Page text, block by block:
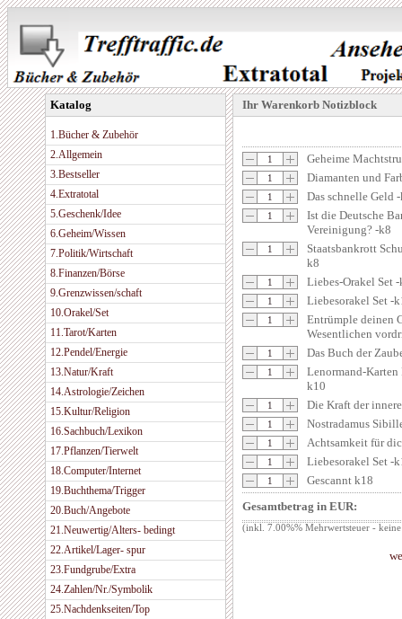
Katalog
1.Bücher & Zubehör
2.Allgemein
3.Bestseller
4.Extratotal
5.Geschenk/Idee
6.Geheim/Wissen
7.Politik/Wirtschaft
8.Finanzen/Börse
9.Grenzwissen/schaft
10.Orakel/Set
11.Tarot/Karten
12.Pendel/Energie
13.Natur/Kraft
14.Astrologie/Zeichen
15.Kultur/Religion
16.Sachbuch/Lexikon
17.Pflanzen/Tierwelt
18.Computer/Internet
19.Buchthema/Trigger
20.Buch/Angebote
21.Neuwertig/Alters- bedingt
22.Artikel/Lager- spur
23.Fundgrube/Extra
24.Zahlen/Nr./Symbolik
25.Nachdenkseiten/Top
Ihr Warenkorb Notizblock
Geheime
Diamanten und
Das schnelle Geld
Ist die Deutsche
Vereinigung? -k8
Staatsbankrott
k8
Liebes-Orakel Set
Liebesorakel Set -
Entrümple deinen
Wesentlichen
Das Buch der
Lenormand-Karten
k10
Die Kraft der
Nostradamus
Achtsamkeit für
Liebesorakel Set -
Gescannt k18
Gesamtbetrag in EUR:
(inkl. 7.00%% Mehrwertsteuer - keine